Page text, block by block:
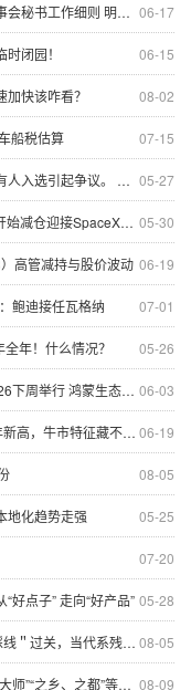
06-17
则 明确职责与任免程序
06-15
闭园！
08-02
快该咋看？
07-15
船税估算
05-27
乎可以叫西班牙巴塞罗
05-30
仓迎接SpaceX上市
06-19
高管减持与股价波动
07-01
鲍迪接任瓦格纳
05-26
年！什么情况？
06-03
行 鸿蒙生态加速奔跑
06-19
住，这波上涨才刚起步？
08-05
05-25
地化趋势走强
07-20
05-28
好点子” 走向“好产品”
08-05
购两年飙至5.1亿，1.6亿诉讼悬而未决
08-09
之都”等称号全部作废